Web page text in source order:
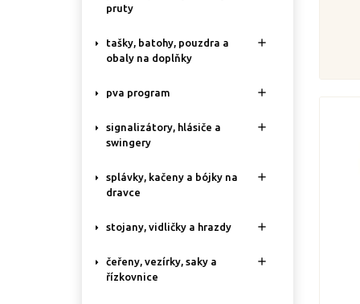
pruty
tašky, batohy, pouzdra a
obaly na doplňky

pva program 
signalizátory, hlásiče a
swingery

splávky, kačeny a bójky na
dravce

stojany, vidličky a hrazdy 
čeřeny, vezírky, saky a
řízkovnice
